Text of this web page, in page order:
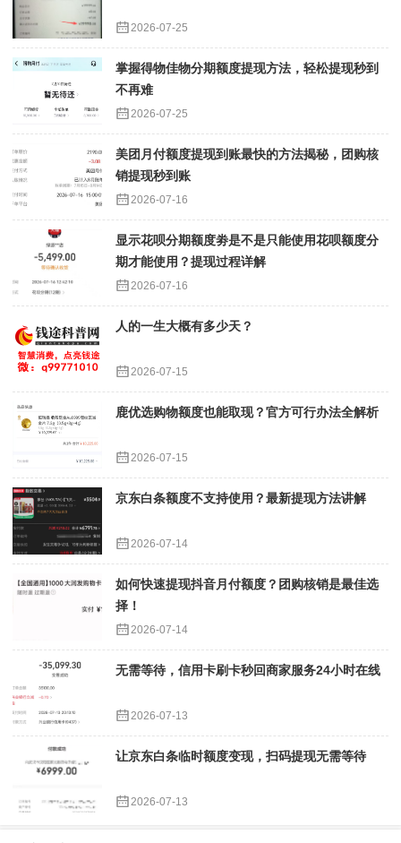
2026-07-25
掌握得物佳物分期额度提现方法，轻松提现秒到
不再难
2026-07-25
美团月付额度提现到账最快的方法揭秘，团购核
销提现秒到账
2026-07-16
显示花呗分期额度劵是不是只能使用花呗额度分
期才能使用？提现过程详解
2026-07-16
人的一生大概有多少天？
2026-07-15
鹿优选购物额度也能取现？官方可行办法全解析
2026-07-15
京东白条额度不支持使用？最新提现方法讲解
2026-07-14
如何快速提现抖音月付额度？团购核销是最佳选
择！
2026-07-14
无需等待，信用卡刷卡秒回商家服务24小时在线
2026-07-13
让京东白条临时额度变现，扫码提现无需等待
2026-07-13